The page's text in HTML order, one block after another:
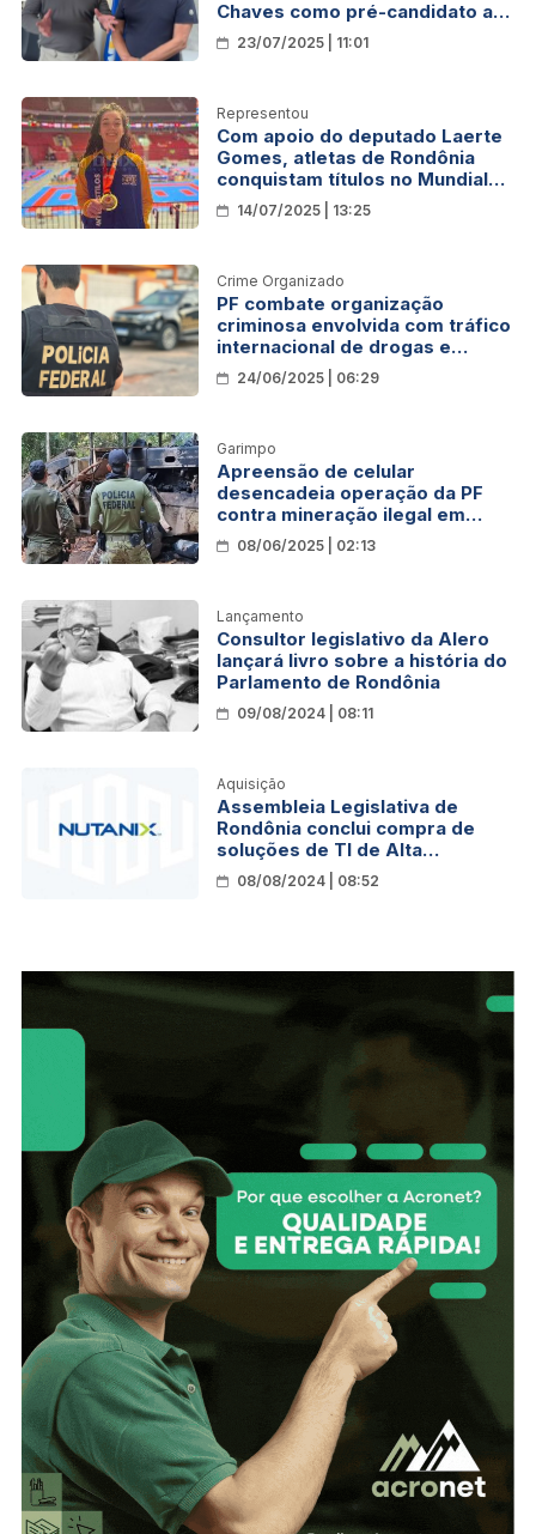
Chaves como pré-candidato ao
governo em 2026
23/07/2025 | 11:01
Representou
Com apoio do deputado Laerte
Gomes, atletas de Rondônia
conquistam títulos no Mundial
Internacional de Karatê
14/07/2025 | 13:25
Crime Organizado
PF combate organização
criminosa envolvida com tráfico
internacional de drogas e
lavagem de dinheiro em
Rondônia
24/06/2025 | 06:29
Garimpo
Apreensão de celular
desencadeia operação da PF
contra mineração ilegal em
terra indígena de Rondônia
08/06/2025 | 02:13
Lançamento
Consultor legislativo da Alero
lançará livro sobre a história do
Parlamento de Rondônia
09/08/2024 | 08:11
Aquisição
Assembleia Legislativa de
Rondônia conclui compra de
soluções de TI de Alta
Tecnologia
08/08/2024 | 08:52